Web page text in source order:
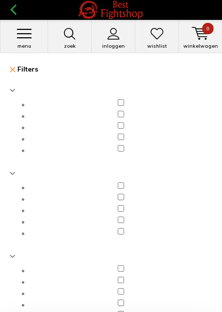
zoek inloggen
menu wishlist winkelwagen
0
Filters